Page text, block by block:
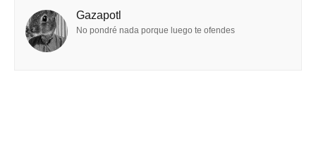
Gazapotl
No pondré nada porque luego te ofendes